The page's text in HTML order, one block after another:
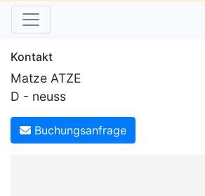
Kontakt
Matze ATZE
D - neuss
Buchungsanfrage